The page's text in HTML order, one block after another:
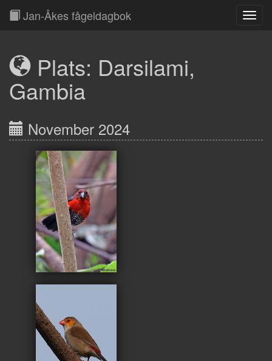
Jan-Åkes fågeldagbok
Plats: Darsilami,
Gambia
November 2024